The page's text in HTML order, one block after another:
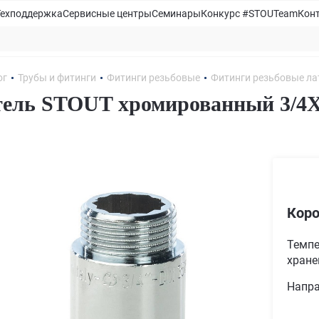
Сервисные центрыСеминарыКонкурс #STOUTeam
Трубы и фитинги Фитинги резьбовые Фитинги резьбовые
STOUT хромированный 3/